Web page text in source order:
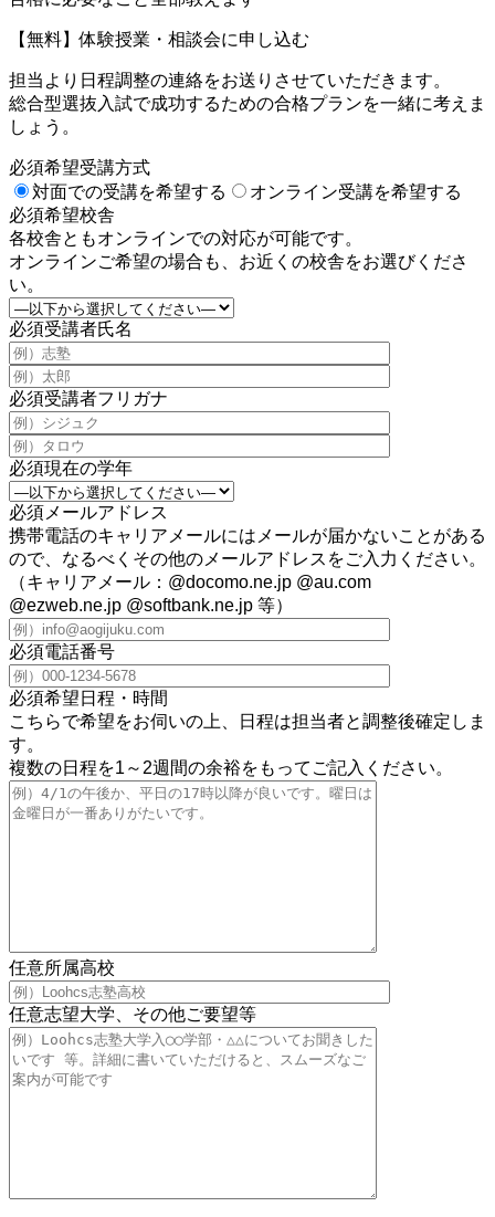
【無料】体験授業・相談会に申し込む
担当より日程調整の連絡をお送りさせていただきます。
総合型選抜入試で成功するための合格プランを一緒に考えま
しょう。
必須希望受講方式
対面での受講を希望する
オンライン受講を希望する
必須希望校舎
各校舎ともオンラインでの対応が可能です。
オンラインご希望の場合も、お近くの校舎をお選びくださ
い。
必須受講者氏名
必須受講者フリガナ
必須現在の学年
必須 メールアドレス
携帯電話のキャリアメールにはメールが届かないことがある
ので、なるべくその他のメールアドレスをご入力ください。
（キャリアメール：@docomo.ne.jp @au.com
@ezweb.ne.jp @softbank.ne.jp 等）
必須電話番号
必須希望日程・時間
こちらで希望をお伺いの上、日程は担当者と調整後確定しま
す。
複数の日程を1～2週間の余裕をもってご記入ください。
任意所属高校
任意志望大学、その他ご要望等